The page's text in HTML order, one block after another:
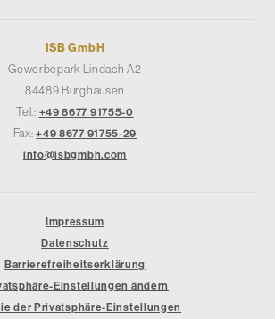
ISB GmbH
Gewerbepark Lindach A2
84489 Burghausen
Tel.: +49 8677 91755-0
Fax:+49 8677 91755-29
info@isbgmbh.com
Impressum
Datenschutz
Barrierefreiheitserklärung
Einstellungen ändern
der Privatsphäre-Einstellungen